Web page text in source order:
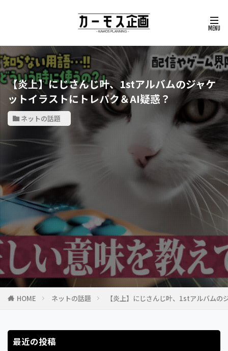
【炎上】にじさんじ叶、1stアルバムのジャケ
ットイラストにトレパク＆AI疑惑？
ネットの話題
HOME ネットの話題 【炎上】にじさんじ叶、1stアルバム
最近の投稿